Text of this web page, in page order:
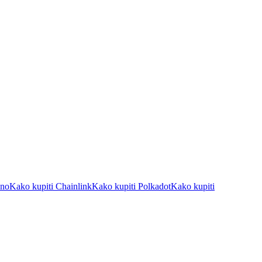
Kako kupiti ChainlinkKako kupiti PolkadotKako kupiti